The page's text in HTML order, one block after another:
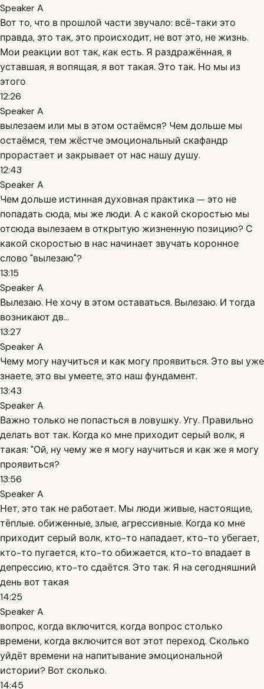
Speaker A
Вот то, что в прошлой части звучало: всё-таки это
правда, это так, это происходит, не вот это, не жизнь.
Мои реакции вот так, как есть. Я раздражённая, я
уставшая, я вопящая, я вот такая. Это так. Но мы из
этого
12:26
Speaker A
вылезаем или мы в этом остаёмся? Чем дольше мы
остаёмся, тем жёстче эмоциональный скафандр
прорастает и закрывает от нас нашу душу.
12:43
Speaker A
Чем дольше истинная духовная практика — это не
попадать сюда, мы же люди. А с какой скоростью мы
отсюда вылезаем в открытую жизненную позицию? С
какой скоростью в нас начинает звучать коронное
слово "вылезаю"?
13:15
Speaker A
Вылезаю. Не хочу в этом оставаться. Вылезаю. И тогда
возникают дв...
13:27
Speaker A
Чему могу научиться и как могу проявиться. Это вы уже
знаете, это вы умеете, это наш фундамент.
13:43
Speaker A
Важно только не попасться в ловушку. Угу. Правильно
делать вот так. Когда ко мне приходит серый волк, я
такая: "Ой, ну чему же я могу научиться и как же я могу
проявиться?
13:56
Speaker A
Нет, это так не работает. Мы люди живые, настоящие,
тёплые. обиженные, злые, агрессивные. Когда ко мне
приходит серый волк, кто-то нападает, кто-то убегает,
кто-то пугается, кто-то обижается, кто-то впадает в
депрессию, кто-то сдаётся. Это так. Я на сегодняшний
день вот такая
14:25
Speaker A
вопрос, когда включится, когда вопрос столько
времени, когда включится вот этот переход. Сколько
уйдёт времени на напитывание эмоциональной
истории? Вот сколько.
14:45